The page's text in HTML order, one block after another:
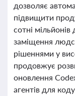
дозволяє
підвищити
сотні
заміщення
рішеннями у
продовжує
оновлення
агентів для